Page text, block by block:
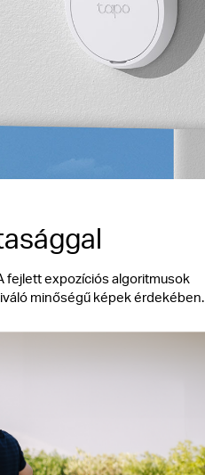
fejlett expozíciós algoritmusok
minőségű képek érdekében.